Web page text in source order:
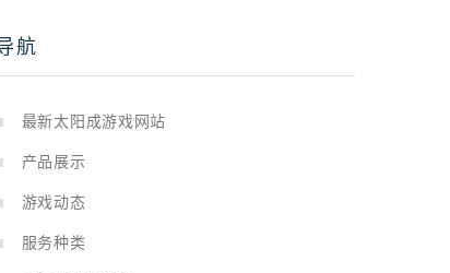
航
最新太阳成游戏网站
产品展示
游戏动态
服务种类